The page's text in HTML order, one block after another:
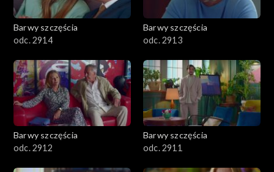
Barwy szczęścia
odc. 2914
Barwy szczęścia
odc. 2913
Barwy szczęścia
odc. 2912
Barwy szczęścia
odc. 2911